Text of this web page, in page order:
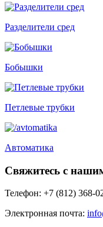
Разделители сред
Бобышки
Петлевые трубки
Автоматика
Свяжитесь с
Телефон: +7 (812) 368-
Электронная почта: